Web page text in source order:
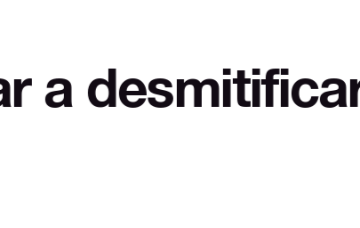
LOL